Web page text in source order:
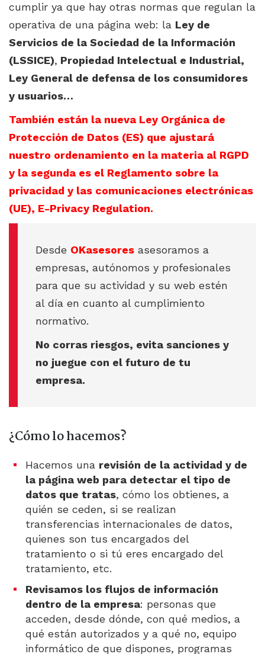
cumplir ya que hay otras normas que regulan la
operativa de una página web: la Ley de
Servicios de la Sociedad de la Información
(LSSICE), Propiedad Intelectual e Industrial,
Ley General de defensa de los consumidores
y usuarios…
También están la nueva Ley Orgánica de
Protección de Datos (ES) que ajustará
nuestro ordenamiento en la materia al RGPD
y la segunda es el Reglamento sobre la
privacidad y las comunicaciones electrónicas
(UE), E-Privacy Regulation.
Desde OKasesores asesoramos a
empresas, autónomos y profesionales
para que su actividad y su web estén
al día en cuanto al cumplimiento
normativo.
No corras riesgos, evita sanciones y
no juegue con el futuro de tu
empresa.
¿Cómo lo hacemos?
Hacemos una revisión de la actividad y de
la página web para detectar el tipo de
datos que tratas, cómo los obtienes, a
quién se ceden, si se realizan
transferencias internacionales de datos,
quienes son tus encargados del
tratamiento o si tú eres encargado del
tratamiento, etc.
Revisamos los flujos de información
dentro de la empresa: personas que
acceden, desde dónde, con qué medios, a
qué están autorizados y a qué no, equipo
informático de que dispones, programas